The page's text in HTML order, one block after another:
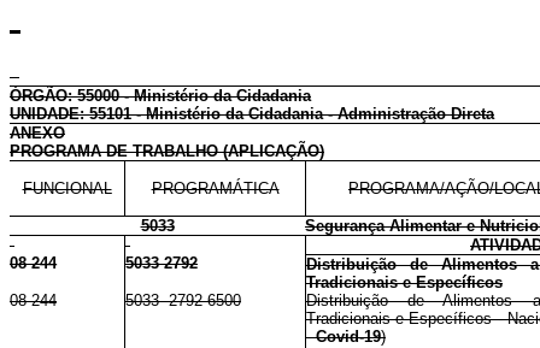
ÓRGÃO: 55000 - Ministério da Cidadania
UNIDADE: 55101 - Ministério da Cidadania - Administração Direta
ANEXO
PROGRAMA DE TRABALHO (APLICAÇÃO)
FUNCIONAL PROGRAMÁTICA PROGRAMA/AÇÃO/
5033
Segurança Alimentar e
08 244
5033 2792
Distribuição de Alimentos
Tradicionais e Específicos
08 244
5033 2792 6500
Distribuição de Alimentos
Tradicionais e Específicos -
-Covid-19)